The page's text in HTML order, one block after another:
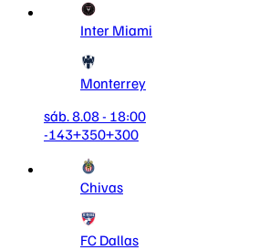
Inter Miami
Monterrey
sáb. 8.08 - 18:00
-143+350+300
Chivas
FC Dallas